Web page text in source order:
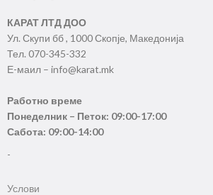
КАРАТ ЛТД ДОО
Ул. Скупи бб , 1000 Скопје, Македонија
Тел. 070-345-332
Е-маил – info@karat.mk
Работно време
Понеделник – Петок: 09:00-17:00
Сабота: 09:00-14:00
-
Услови